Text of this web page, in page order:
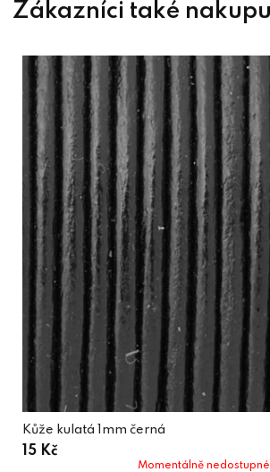
Kůže kulatá 1mm černá
15 Kč
Momentálně nedostupné